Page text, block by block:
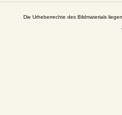
Die Urheberrechte des Bildmaterials